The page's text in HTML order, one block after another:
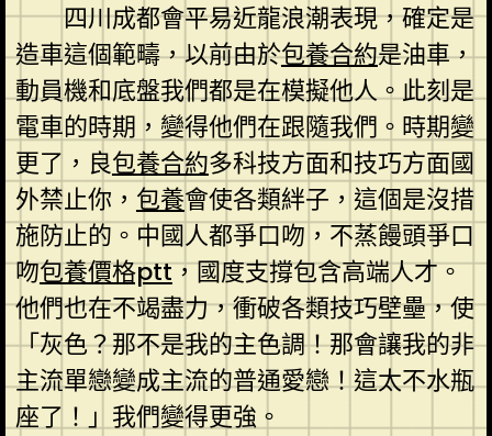
四川成都會平易近龍浪潮表現，確定是
造車這個範疇，以前由於包養合約是油車，
動員機和底盤我們都是在模擬他人。此刻是
電車的時期，變得他們在跟隨我們。時期變
更了，良包養合約多科技方面和技巧方面國
外禁止你， 包養會使各類絆子，這個是沒措
施防止的。中國人都爭口吻，不蒸饅頭爭口
吻包養價格ptt，國度支撐包含高端人才。
他們也在不竭盡力，衝破各類技巧壁壘，使
「灰色？那不是我的主色調！那會讓我的非
主流單戀變成主流的普通愛戀！這太不水瓶
座了！」我們變得更強。